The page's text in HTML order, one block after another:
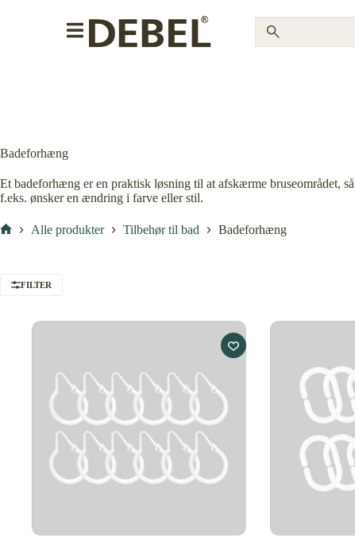
Badeforhæng
Et badeforhæng er en praktisk løsning til at afskærme bruseområdet,
f.eks. ønsker en ændring i farve eller stil.
Alle produkter Tilbehør til bad Badeforhæng
FILTER